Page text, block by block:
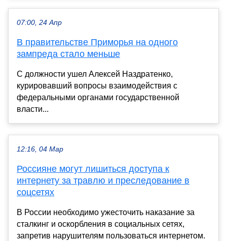
07:00, 24 Апр
В правительстве Приморья на одного
зампреда стало меньше
С должности ушел Алексей Наздратенко,
курировавший вопросы взаимодействия с
федеральными органами государственной
власти...
12:16, 04 Мар
Россияне могут лишиться доступа к
интернету за травлю и преследование в
соцсетях
В России необходимо ужесточить наказание за
сталкинг и оскорбления в социальных сетях,
запретив нарушителям пользоваться интернетом.